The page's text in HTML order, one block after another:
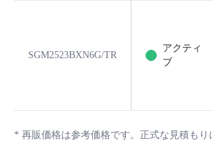
SGM2523BXN6G/TR
アクティ
ブ
* 再販価格は参考価格です。正式な見積もり